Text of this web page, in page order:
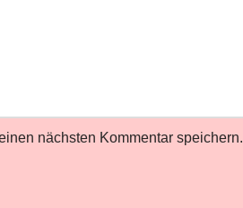
nächsten Kommentar speichern.